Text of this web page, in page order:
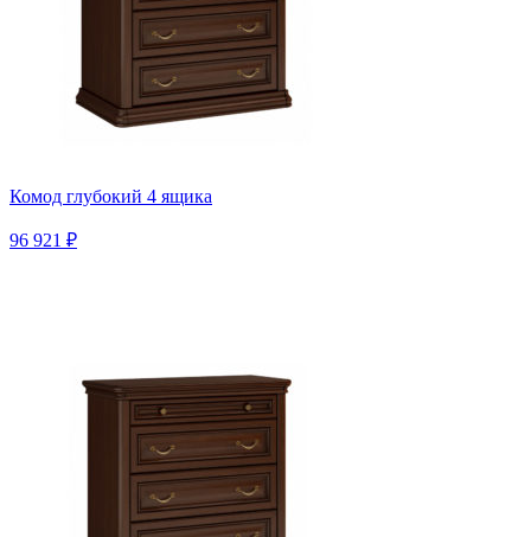
Комод глубокий 4 ящика
96 921 ₽